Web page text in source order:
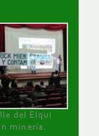
del Elqui
minería.